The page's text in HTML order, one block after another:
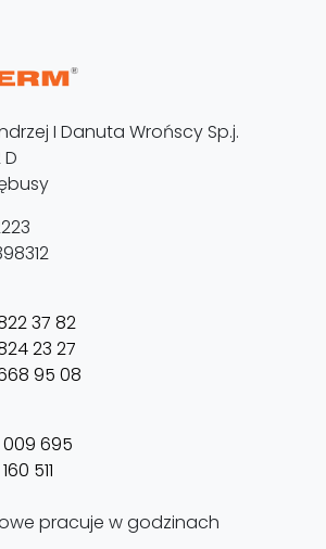
I Danuta Wrońscy Sp.j.
37 82
23 27
95 08
009 695
511
pracuje w godzinach